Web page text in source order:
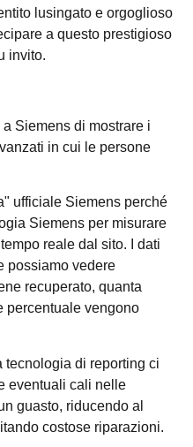
lusingato e orgoglioso
a questo prestigioso
invito.
Siemens di mostrare i
in cui le persone
ufficiale Siemens perché
Siemens per misurare
reale dal sito. I dati
possiamo vedere
recuperato, quanta
percentuale vengono
tecnologia di reporting ci
eventuali cali nelle
guasto, riducendo al
costose riparazioni.